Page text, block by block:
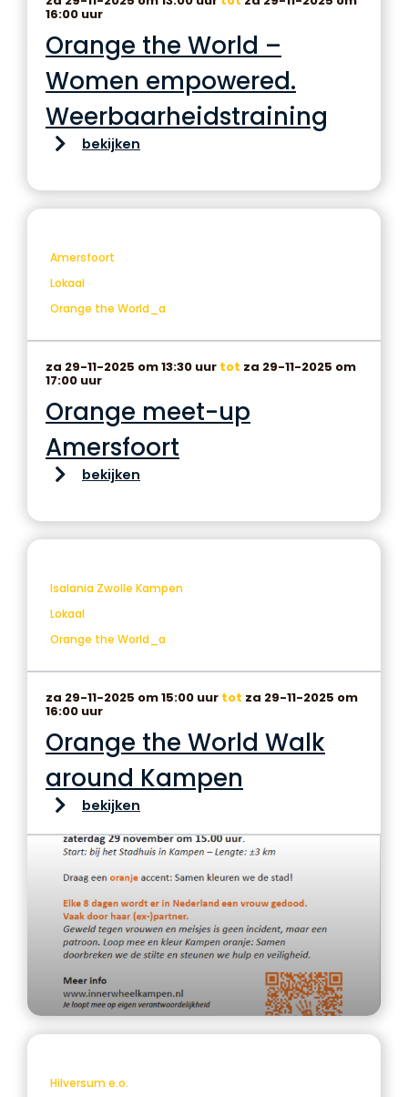
16:00 uur
Orange the World –
Women empowered.
Weerbaarheidstraining
bekijken
Amersfoort
Lokaal
Orange the World_a
za 29-11-2025 om 13:30 uur tot za 29-11-2025 om
17:00 uur
Orange meet-up
Amersfoort
bekijken
Isalania Zwolle Kampen
Lokaal
Orange the World_a
za 29-11-2025 om 15:00 uur tot za 29-11-2025 om
16:00 uur
Orange the World Walk
around Kampen
bekijken
Hilversum e.o.